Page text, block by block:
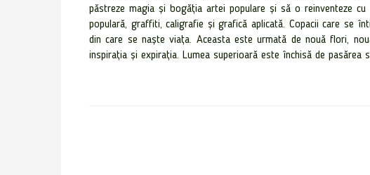
păstreze magia și bogăția artei populare și să o reinventeze
populară, graffiti, caligrafie și grafică aplicată. Copacii care se
din care se naște viața. Aceasta este urmată de nouă flori,
inspirația și expirația. Lumea superioară este închisă de pasărea